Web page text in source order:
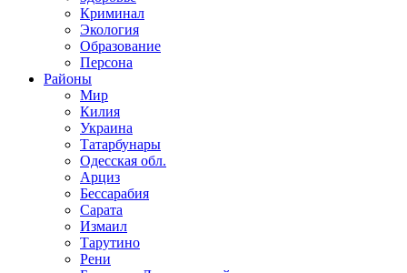
Криминал
Экология
Образование
Персона
Районы
Мир
Килия
Украина
Татарбунары
Одесская обл.
Арциз
Бессарабия
Сарата
Измаил
Тарутино
Рени